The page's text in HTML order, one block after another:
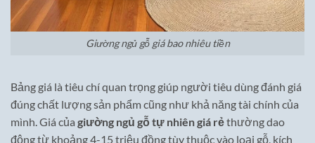
Giường ngủ gỗ giá bao nhiêu tiền
Bảng giá là tiêu chí quan trọng giúp người tiêu dùng đánh giá
đúng chất lượng sản phẩm cũng như khả năng tài chính của
mình. Giá của giường ngủ gỗ tự nhiên giá rẻthường dao
động từ khoảng 4-15 triệu đồng tùy thuộc vào loại gỗ, kích